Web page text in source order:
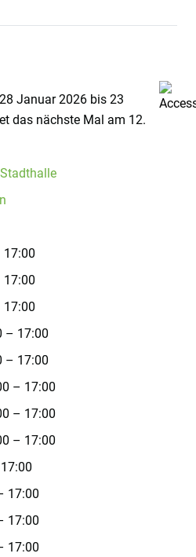
Januar 2026 bis 23
das nächste Mal am 12.
17:00
17:00
17:00
– 17:00
– 17:00
– 17:00
– 17:00
– 17:00
17:00
17:00
17:00
17:00